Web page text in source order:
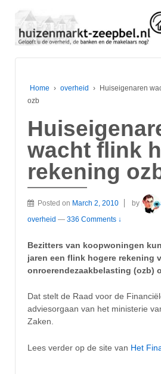
Home › overheid ›
Huiseigenaren
ozb
wacht flink
rekening
Posted on March 2, 2010 by
overheid — 336 Comments ↓
Bezitters van koopwoningen
jaren een flink hogere rekening
onroerendezaakbelasting (ozb)
Dat stelt de Raad voor de
adviesorgaan van het ministerie
Zaken.
Lees verder op de site van Het